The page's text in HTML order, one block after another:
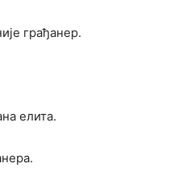
грађанер.
елита.